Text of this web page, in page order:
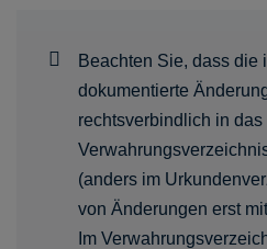
Beachten Sie, dass die
dokumentierte
rechtsverbindlich in das
(anders im
von Änderungen erst
Im